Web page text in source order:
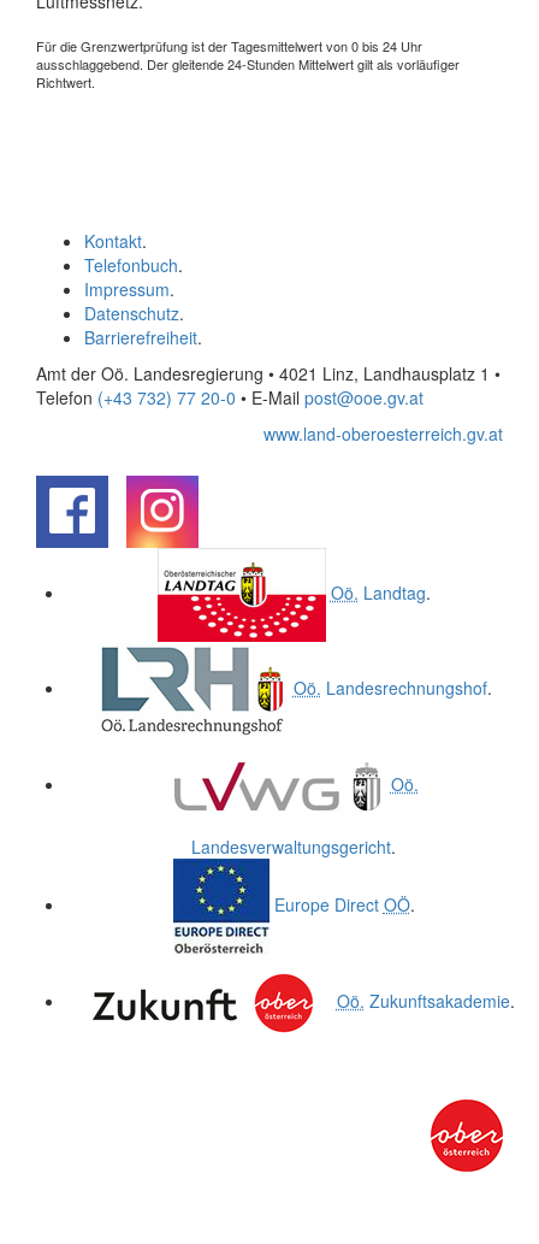
Für die Grenzwertprüfung ist der Tagesmittelwert von 0 bis 24 Uhr
ausschlaggebend. Der gleitende 24-Stunden Mittelwert gilt als vorläufiger
Richtwert.
Kontakt.
Telefonbuch.
Impressum.
Datenschutz.
Barrierefreiheit.
Amt der Oö. Landesregierung • 4021 Linz, Landhausplatz 1 •
Telefon (+43 732) 77 20-0 • E-Mail post@ooe.gv.at
www.land-oberoesterreich.gv.at
Oö. Landtag.
Oö. Landesrechnungshof.
Oö.
Landesverwaltungsgericht.
Europe Direct OÖ.
Oö. Zukunftsakademie.